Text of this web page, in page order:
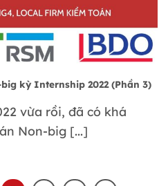
kỳ Internship 2022 (Phần 3)
vừa rồi, đã có khá
Non-big [...]